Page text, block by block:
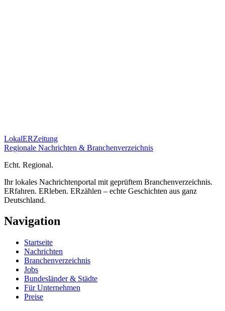
LokalERZeitung
Regionale Nachrichten & Branchenverzeichnis
Echt. Regional.
Ihr lokales Nachrichtenportal mit geprüftem Branchenverzeichnis.
ERfahren. ERleben. ERzählen – echte Geschichten aus ganz
Deutschland.
Navigation
Startseite
Nachrichten
Branchenverzeichnis
Jobs
Bundesländer & Städte
Für Unternehmen
Preise